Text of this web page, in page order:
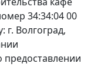
34:34:04 00
г. Волгоград,